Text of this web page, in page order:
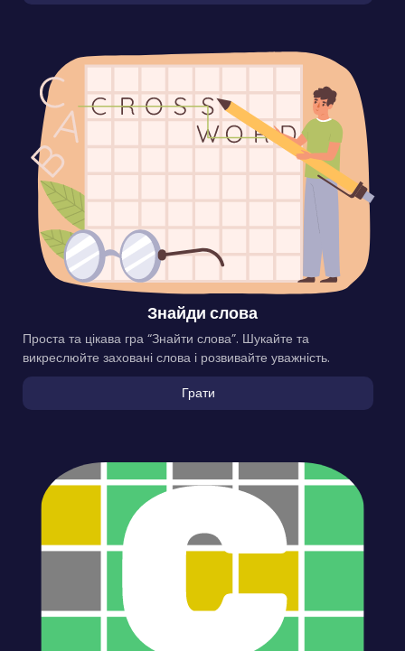
Знайди слова
Проста та цікава гра “Знайти слова”. Шукайте та
викреслюйте заховані слова і розвивайте уважність.
Грати